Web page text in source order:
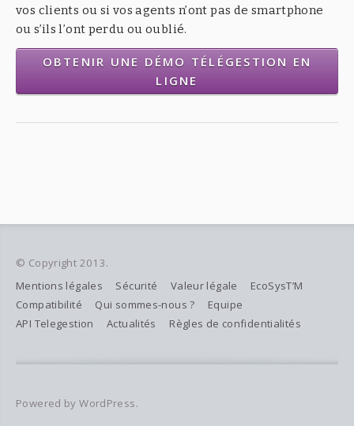
vos clients ou si vos agents n’ont pas de smartphone
ou s’ils l’ont perdu ou oublié.
OBTENIR UNE DÉMO TÉLÉGESTION EN
LIGNE
© Copyright 2013.
Mentions légales
Sécurité Valeur légale
EcoSysT’M
Compatibilité
Qui sommes-nous ?
Equipe
API Telegestion
Actualités Règles de confidentialités
Powered by WordPress.